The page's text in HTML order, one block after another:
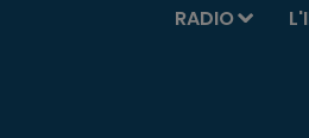
RADIO